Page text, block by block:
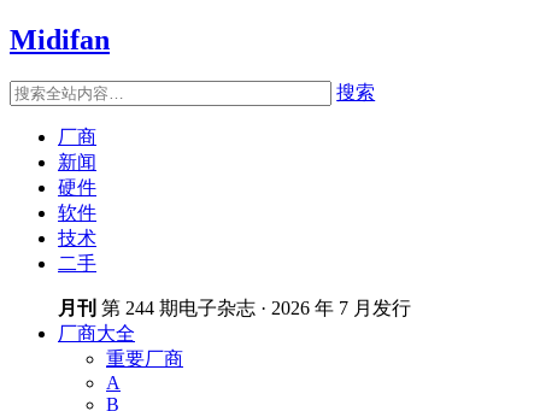
Midifan
搜索
厂商
新闻
硬件
软件
技术
二手
月刊 第 244 期电子杂志 · 2026 年 7 月发行
厂商大全
重要厂商
A
B